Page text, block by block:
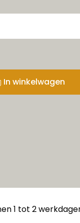
In winkelwagen
1 tot 2